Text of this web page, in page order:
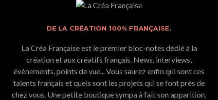
DE LA CRÉATION 100% FRANÇAISE.
La Créa Française est le premier bloc-notes dédié à la
création et aux créatifs français. News, interviews,
évènements, points de vue... Vous saurez enfin qui sont ces
talents français et quels sont les projets qui se font près de
chez vous. Une petite boutique sympa à fait son apparition,